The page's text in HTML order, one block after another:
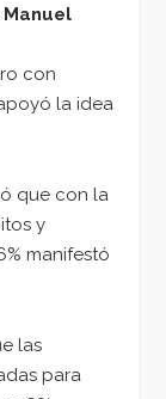
Manuel
con
la idea
que con la
y
manifestó
las
para